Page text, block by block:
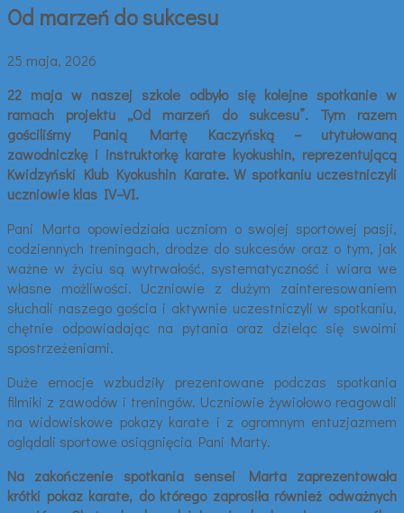
Od marzeń do sukcesu
25 maja, 2026
22 maja w naszej szkole odbyło się kolejne spotkanie w
ramach projektu „Od marzeń do sukcesu”. Tym razem
gościliśmy Panią Martę Kaczyńską – utytułowaną
zawodniczkę i instruktorkę karate kyokushin, reprezentującą
Kwidzyński Klub Kyokushin Karate. W spotkaniu uczestniczyli
uczniowie klas IV–VI.
Pani Marta opowiedziała uczniom o swojej sportowej pasji,
codziennych treningach, drodze do sukcesów oraz o tym, jak
ważne w życiu są wytrwałość, systematyczność i wiara we
własne możliwości. Uczniowie z dużym zainteresowaniem
słuchali naszego gościa i aktywnie uczestniczyli w spotkaniu,
chętnie odpowiadając na pytania oraz dzieląc się swoimi
spostrzeżeniami.
Duże emocje wzbudziły prezentowane podczas spotkania
filmiki z zawodów i treningów. Uczniowie żywiołowo reagowali
na widowiskowe pokazy karate i z ogromnym entuzjazmem
oglądali sportowe osiągnięcia Pani Marty.
Na zakończenie spotkania sensei Marta zaprezentowała
krótki pokaz karate, do którego zaprosiła również odważnych